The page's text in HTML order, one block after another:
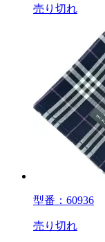
売り切れ
型番：60936
売り切れ